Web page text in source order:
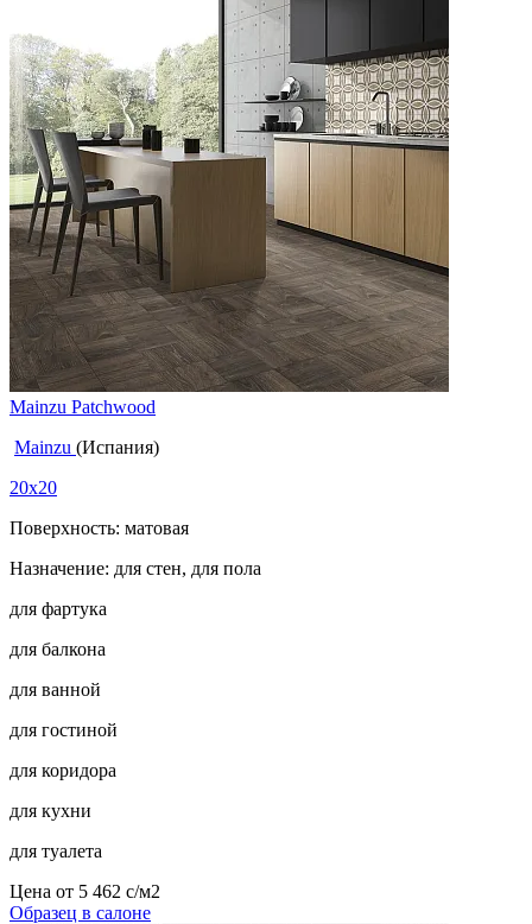
Mainzu Patchwood
Mainzu (Испания)
20x20
Поверхность: матовая
Назначение: для стен, для пола
для фартука
для балкона
для ванной
для гостиной
для коридора
для кухни
для туалета
Цена от 5 462 c/м2
Образец в салоне